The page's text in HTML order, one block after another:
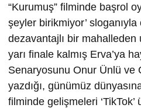
“Kurumuş” filminde başrol
şeyler birikmiyor’
dezavantajlı bir mahalleden
yarı finale kalmış Erva’ya
Senaryosunu Onur Ünlü ve
yazdığı, günümüz
filminde gelişmeleri